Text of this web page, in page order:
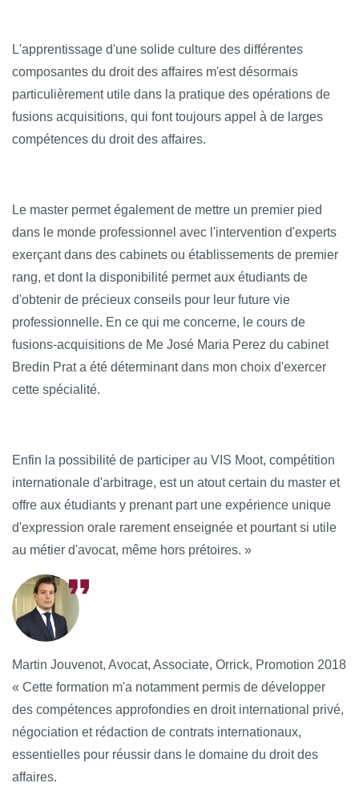
L'apprentissage d'une solide culture des différentes
composantes du droit des affaires m'est désormais
particulièrement utile dans la pratique des opérations de
fusions acquisitions, qui font toujours appel à de larges
compétences du droit des affaires.
Le master permet également de mettre un premier pied
dans le monde professionnel avec l'intervention d'experts
exerçant dans des cabinets ou établissements de premier
rang, et dont la disponibilité permet aux étudiants de
d'obtenir de précieux conseils pour leur future vie
professionnelle. En ce qui me concerne, le cours de
fusions-acquisitions de Me José Maria Perez du cabinet
Bredin Prat a été déterminant dans mon choix d'exercer
cette spécialité.
Enfin la possibilité de participer au VIS Moot, compétition
internationale d'arbitrage, est un atout certain du master et
offre aux étudiants y prenant part une expérience unique
d'expression orale rarement enseignée et pourtant si utile
au métier d'avocat, même hors prétoires. »
Martin Jouvenot, Avocat, Associate, Orrick, Promotion 2018
« Cette formation m'a notamment permis de développer
des compétences approfondies en droit international privé,
négociation et rédaction de contrats internationaux,
essentielles pour réussir dans le domaine du droit des
affaires.